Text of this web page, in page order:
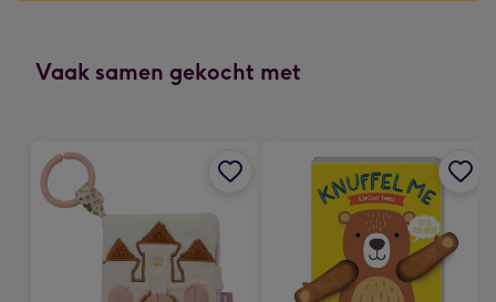
-
x
166
mm
Vaak samen gekocht met